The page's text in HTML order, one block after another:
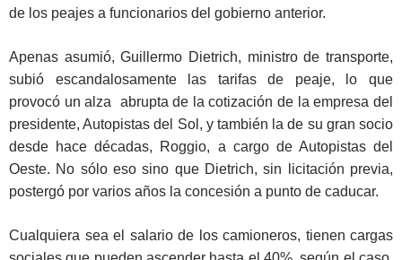
de los peajes a funcionarios del gobierno anterior.
Apenas asumió, Guillermo Dietrich, ministro de transporte,
subió escandalosamente las tarifas de peaje, lo que
provocó un alza abrupta de la cotización de la empresa del
presidente, Autopistas del Sol, y también la de su gran socio
desde hace décadas, Roggio, a cargo de Autopistas del
Oeste. No sólo eso sino que Dietrich, sin licitación previa,
postergó por varios años la concesión a punto de caducar.
Cualquiera sea el salario de los camioneros, tienen cargas